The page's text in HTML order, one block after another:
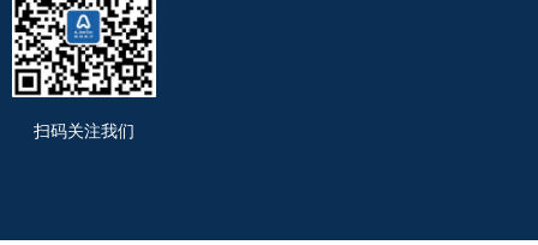
扫码关注我们